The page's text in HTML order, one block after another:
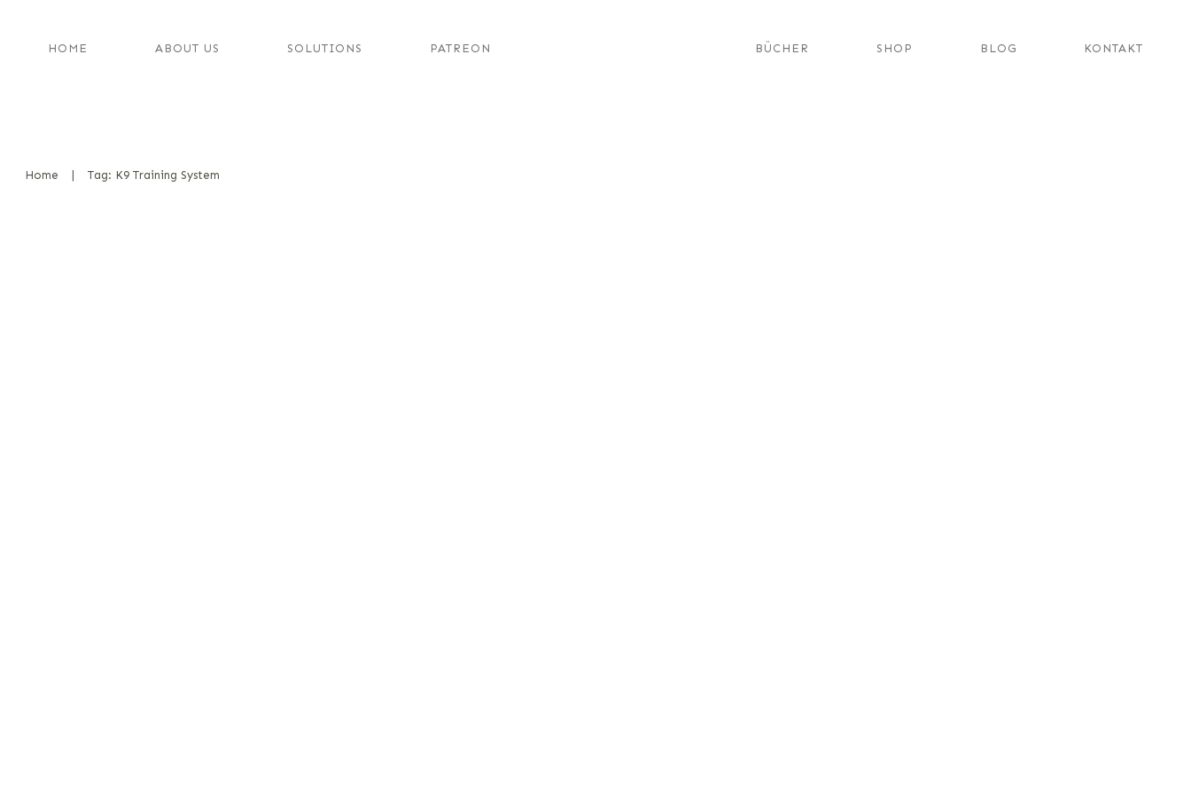
HOME ABOUT US SOLUTIONS PATREON BÜCHER SHOP BLOG KONTAKT
Home Tag: K9 Training System